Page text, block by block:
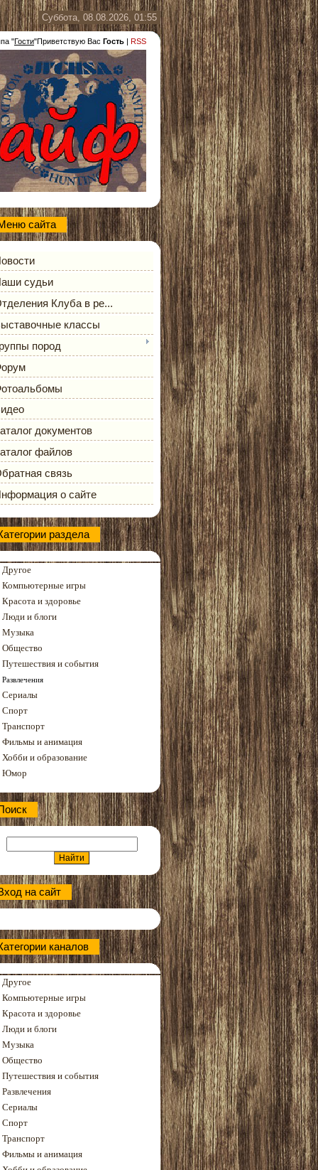
Суббота, 08.08.2026, 01:55
"Гости"Приветствую Вас Гость | RSS
сайта
судьи
Клуба в ре...
классы
пород
документов
файлов
связь
о сайте
раздела
Другое
Компьютерные игры
Красота и здоровье
Люди и блоги
Музыка
Общество
Путешествия и события
Развлечения
Сериалы
Спорт
Транспорт
Фильмы и анимация
Хобби и образование
Юмор
на сайт
каналов
Другое
Компьютерные игры
Красота и здоровье
Люди и блоги
Музыка
Общество
Путешествия и события
Развлечения
Сериалы
Спорт
Транспорт
Фильмы и анимация